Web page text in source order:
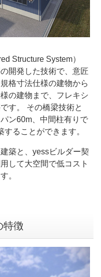
Structure System）
開発した技術で、意匠
格寸法仕様の建物から
の建物まで、フレキシ
す。 その橋梁技術と
ン60m、中間柱有りで
ることができます。
築と、yessビルダー契
して大空間で低コスト
。
特徴